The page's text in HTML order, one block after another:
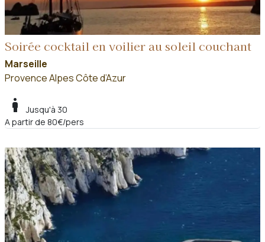
Soirée cocktail en voilier au soleil couchant
Marseille
Provence Alpes Côte d’Azur
boyJusqu'à 30
A partir de 80€/pers